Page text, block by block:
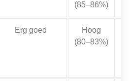
(85–86%)
Erg goed
Hoog
(80–83%)